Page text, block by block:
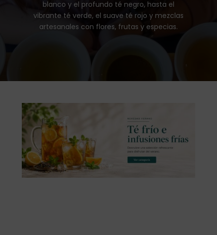
blanco y el profundo té negro, hasta el
vibrante té verde, el suave té rojo y mezclas
artesanales con flores, frutas y especias.